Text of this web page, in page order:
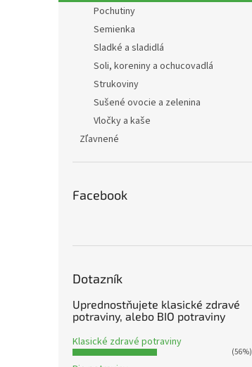
Pochutiny
Semienka
Sladké a sladidlá
Soli, koreniny a ochucovadlá
Strukoviny
Sušené ovocie a zelenina
Vločky a kaše
Zľavnené
Facebook
Dotazník
Uprednostňujete klasické zdravé
potraviny, alebo BIO potraviny
Klasické zdravé potraviny
(56%)